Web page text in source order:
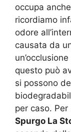
occupa
ricordiamo
odore
causata da
questo può
si possono
per caso.
Spurgo La